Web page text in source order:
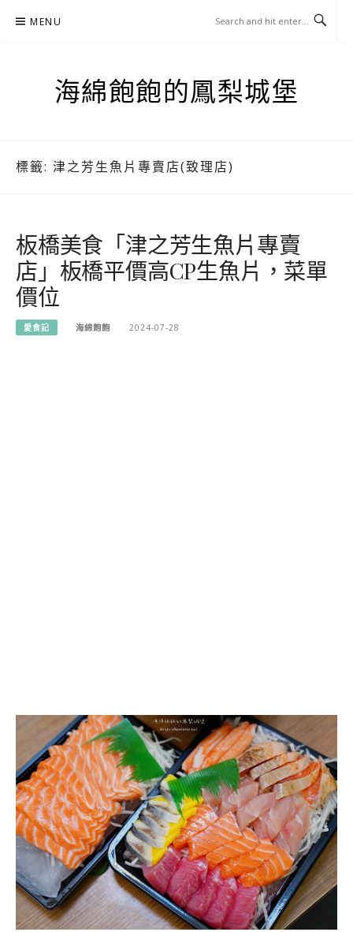
MENU
海綿飽飽的鳳梨城堡
標籤: 津之芳生魚片專賣店(致理店)
板橋美食「津之芳生魚片專賣
店」板橋平價高CP生魚片，菜單
價位
愛食記 海綿飽飽 2024-07-28